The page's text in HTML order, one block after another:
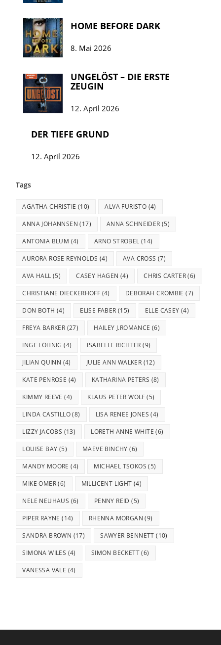
HOME BEFORE DARK
8. Mai 2026
UNGELÖST – DIE ERSTE
ZEUGIN
12. April 2026
DER TIEFE GRUND
12. April 2026
Tags
AGATHA CHRISTIE (10) ALVA FURISTO (4)
ANNA JOHANNSEN (17) ANNA SCHNEIDER (5)
ANTONIA BLUM (4) ARNO STROBEL (14)
AURORA ROSE REYNOLDS (4) AVA CROSS (7)
AVA HALL (5) CASEY HAGEN (4) CHRIS CARTER(6)
CHRISTIANE DIECKERHOFF (4) DEBORAH CROMBIE (7)
DON BOTH (4) ELISE FABER (15) ELLE CASEY (4)
FREYA BARKER (27) HAILEY J.ROMANCE (6)
INGE LÖHNIG (4) ISABELLE RICHTER (9)
JILIAN QUINN (4) JULIE ANN WALKER (12)
KATE PENROSE (4) KATHARINA PETERS (8)
KIMMY REEVE (4) KLAUS PETER WOLF (5)
LINDA CASTILLO(8) LISA RENEE JONES (4)
LIZZY JACOBS (13) LORETH ANNE WHITE (6)
LOUISE BAY (5) MAEVE BINCHY (6)
MANDY MOORE (4) MICHAEL TSOKOS (5)
MIKE OMER(6) MILLICENT LIGHT (4)
NELE NEUHAUS (6) PENNY REID (5)
PIPER RAYNE (14) RHENNA MORGAN (9)
SANDRA BROWN (17) SAWYER BENNETT (10)
SIMONA WILES (4) SIMON BECKETT(6)
VANESSA VALE (4)